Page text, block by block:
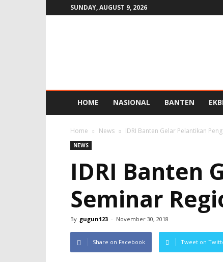
SUNDAY, AUGUST 9, 2026
HOME NASIONAL BANTEN
Home News IDRI Banten Gelar Pelantikan
NEWS
IDRI Banten
Seminar
By gugun123 - November 30, 2018
Share on Facebook Tweet on